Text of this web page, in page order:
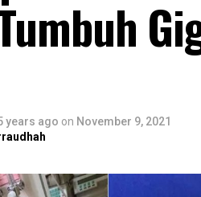
years ago on November 9, 2021